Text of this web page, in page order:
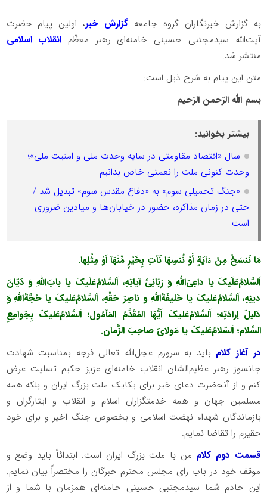
به گزارش خبرنگاران گروه جامعه گزارش خبر، اولین پیام حضرت
آیت‌الله سیدمجتبی حسینی خامنه‌ای رهبر معظّم انقلاب اسلامی
منتشر شد.
متن این پیام به شرح ذیل است:
بسم الله الرّحمن الرّحیم
بیشتر بخوانید:
سال «اقتصاد مقاومتی در سایه وحدت ملی و امنیت ملی»؛
وحدت کنونی ملت را نعمتی خاص بدانیم
«جنگ تحمیلی سوم» به «دفاع مقدس سوم» تبدیل شد /
حتی در زمان مذاکره، حضور در خیابان‌ها و میادین ضروری
است
مَا نَنسَخْ مِنْ ءَآیَةٍ أَوْ نُنسِهَا نَأتِ بِخَیْرٍ مِّنْهَآ اَوْ مِثْلِها.
اَلسَّلامُ‌عَلَیکَ یا داعِیَ‌اللهِ وَ رَبّانِیَّ آیاتِهِ، اَلسَّلامُ‌عَلَیکَ یا بابَ‌اللهِ وَ دَیّانَ
دینِهِ، اَلسَّلامُ‌عَلیکَ یا خَلیفَةَ‌اللهِ و ناصِرَ حَقِّهِ، اَلسَّلامُ‌عَلیکَ یا حُجَّةَ‌ا‌للهِ وَ
دَلیلَ اِرادَتِه؛ اَلسَّلامُ‌عَلیکَ اَیُّهَا المُقَدَّمُ المَأمُول؛ اَلسَّلامُ‌عَلیکَ بِجَوامِعِ
السَّلام؛ اَلسّلامُ‌عَلیکَ یا مَولایَ صاحِبَ الزَّمان.
در آغاز کلام باید به سرورم عجل‌الله تعالی فرجه بمناسبت شهادت
جانسوز رهبر عظیم‌الشان انقلاب خامنه‌ای عزیز حکیم تسلیت عرض
کنم و از آنحضرت دعای خیر برای یکایک ملت بزرگ ایران و بلکه همه
مسلمین جهان و همه خدمتگزاران اسلام و انقلاب و ایثارگران و
بازماندگان شهداء نهضت اسلامی و بخصوص جنگ اخیر و برای خود
حقیرم را تقاضا نمایم.
قسمت دوم کلام من با ملت بزرگ ایران است. ابتدائاً باید وضع و
موقف خود در باب رای مجلس محترم خبرگان را مختصراً بیان نمایم.
این خادم شما سیدمجتبی حسینی خامنه‌ای همزمان با شما و از